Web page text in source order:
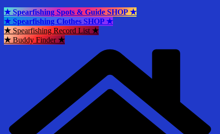
★ Spearfishing Spots & Guide SHOP ★
★ Spearfishing Clothes SHOP ★
★Spearfishing Record List★
★Buddy Finder★